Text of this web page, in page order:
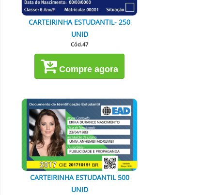
CARTEIRINHA ESTUDANTIL- 250
UNID
Cód.47
Compre agora
CARTEIRINHA ESTUDANTIL 500
UNID